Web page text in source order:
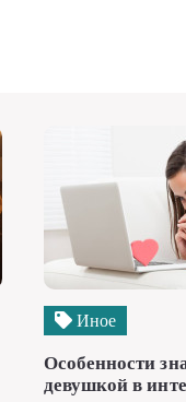
Иное
Особенности
девушкой в